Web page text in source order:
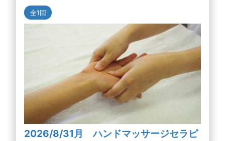
全1回
2026/8/31月 ハンドマッサージセラピ